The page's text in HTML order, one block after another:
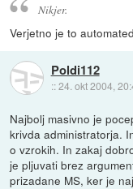
Nikjer.
Verjetno je to
Poldi112
::24. okt 2004,
Najbolj masivno je
krivda administratorja.
o vzrokih. In zakaj
je pljuvati brez
prizadane MS, ker je